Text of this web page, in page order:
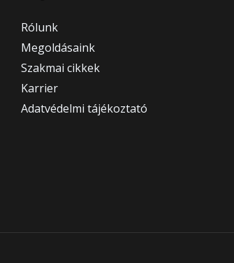
Rólunk
Megoldásaink
Szakmai cikkek
Karrier
Adatvédelmi tájékoztató